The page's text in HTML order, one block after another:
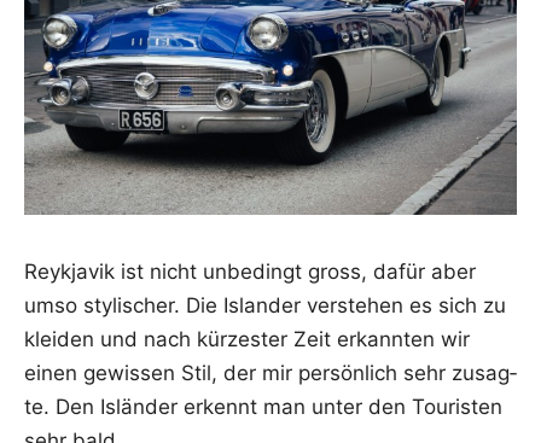
Reykja­vik ist nicht unbe­dingt gross, dafür aber
umso sty­li­scher. Die Islan­der ver­ste­hen es sich zu
klei­den und nach kür­zes­ter Zeit erkann­ten wir
einen gewis­sen Stil, der mir per­sön­lich sehr zusag­
te. Den Islän­der erkennt man unter den Tou­ris­ten